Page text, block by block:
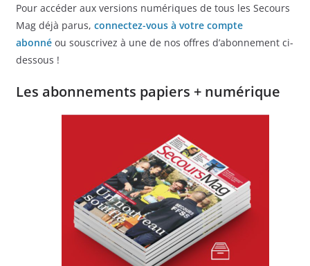
Pour accéder aux versions numériques de tous les Secours
Mag déjà parus, connectez-vous à votre compte
abonnéou souscrivez à une de nos offres d’abonnement ci-
dessous !
Les abonnements papiers + numérique